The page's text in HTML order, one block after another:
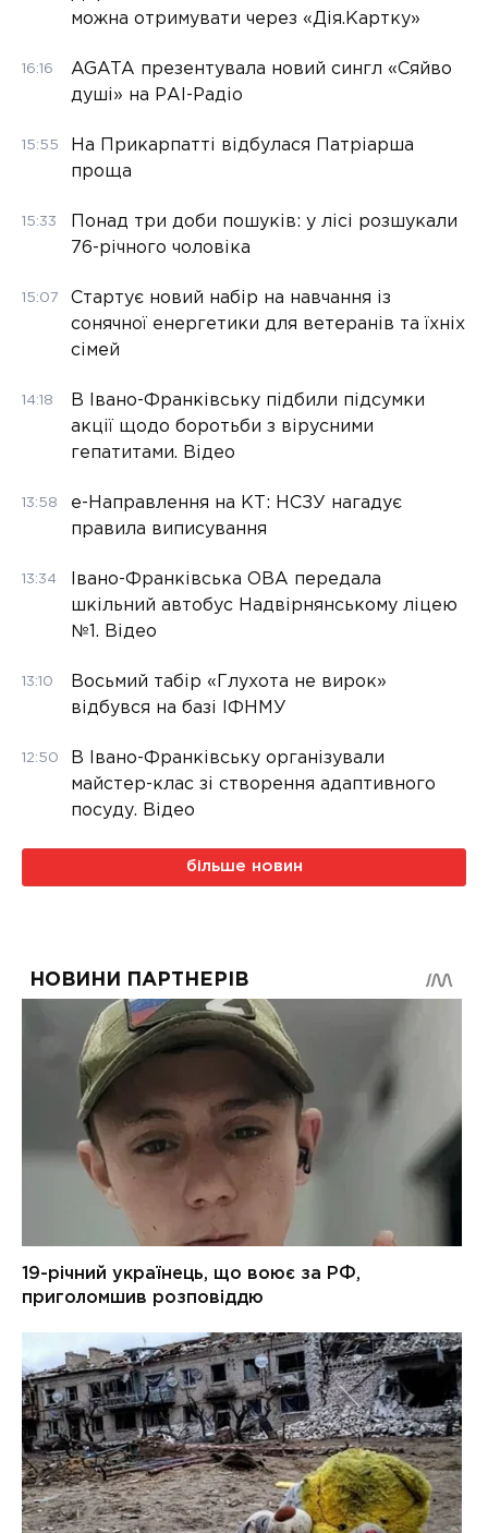
можна отримувати через «Дія.Картку»
16:16
AGATA презентувала новий сингл «Сяйво
душі» на РАІ-Радіо
15:55
На Прикарпатті відбулася Патріарша
проща
15:33
Понад три доби пошуків: у лісі розшукали
76-річного чоловіка
15:07
Стартує новий набір на навчання із
сонячної енергетики для ветеранів та їхніх
сімей
14:18
В Івано-Франківську підбили підсумки
акції щодо боротьби з вірусними
гепатитами. Відео
13:58
е-Направлення на КТ: НСЗУ нагадує
правила виписування
13:34
Івано-Франківська ОВА передала
шкільний автобус Надвірнянському ліцею
№1. Відео
13:10
Восьмий табір «Глухота не вирок»
відбувся на базі ІФНМУ
12:50
В Івано-Франківську організували
майстер-клас зі створення адаптивного
посуду. Відео
більше новин